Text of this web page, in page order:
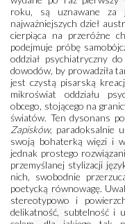
roku, są uznawane za
najważniejszych dzieł
cierpiąca na przeróżne
podejmuje próbę
oddział psychiatryczny
dowodów, by prowadziła
jest czystą pisarską
mikroświat oddziału
obcego, stojącego na
światów. Ten dysonans
Zapisków, paradoksalnie
swoją bohaterką więzi i
jednak prostego
przemyślanej stylizacji
nich, swobodnie
poetycką równowagę.
stereotypowo i
delikatność, subtelność i